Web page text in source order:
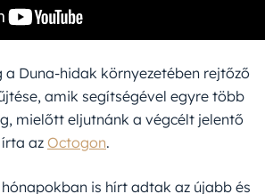
a Duna-hidak környezetében rejtőző
amik segítségével egyre több
mielőtt eljutnánk a végcélt jelentő
azOctogon.
is hírt adtak az újabb és